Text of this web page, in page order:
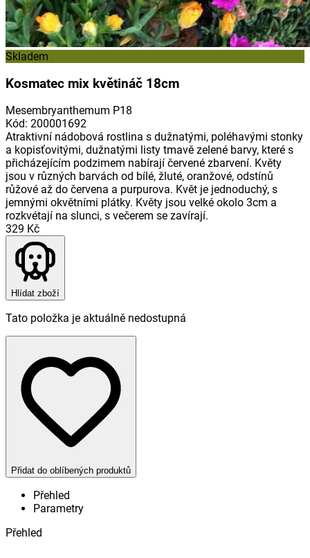
Skladem
Kosmatec mix květináč 18cm
Mesembryanthemum P18
Kód: 200001692
Atraktivní nádobová rostlina s dužnatými, poléhavými stonky
a kopisťovitými, dužnatými listy tmavě zelené barvy, které s
přicházejícím podzimem nabírají červené zbarvení. Květy
jsou v různých barvách od bílé, žluté, oranžové, odstínů
růžové až do červena a purpurova. Květ je jednoduchý, s
jemnými okvětními plátky. Květy jsou velké okolo 3cm a
rozkvétají na slunci, s večerem se zavírají.
329 Kč
Hlídat zboží
Tato položka je aktuálně nedostupná
Přidat do oblíbených produktů
Přehled
Parametry
Přehled